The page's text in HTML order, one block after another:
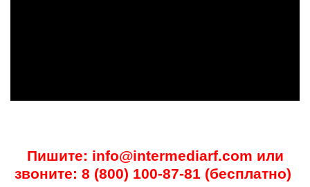
Пишите: info@intermediarf.com или
звоните: 8 (800) 100-87-81 (бесплатно)